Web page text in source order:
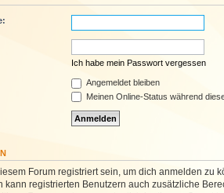
Ich habe mein Passwort vergessen
Angemeldet bleiben
Meinen Online-Status während
Forum registriert sein, um dich anmelden
kann registrierten Benutzern auch zusätzliche